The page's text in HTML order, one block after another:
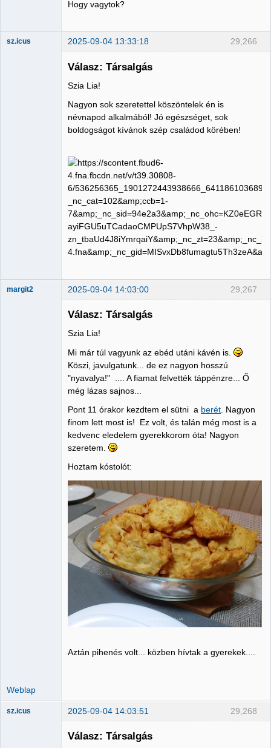
Hogy vagytok?
29,266
sz.icus 2025-09-04 13:33:18
Válasz: Társalgás
Szia Lia!
Nagyon sok szeretettel köszöntelek én is
névnapod alkalmából! Jó egészséget, sok
boldogságot kívánok szép családod körében!
29,267
margit2 2025-09-04 14:03:00
Válasz: Társalgás
Szia Lia!
Mi már túl vagyunk az ebéd utáni kávén is.
Köszi, javulgatunk... de ez nagyon hosszú
"nyavalya!" .... A fiamat felvették táppénzre... Ő
még lázas sajnos...
Pont 11 órakor kezdtem el sütni a berét . Nagyon
finom lett most is! Ez volt, és talán még most is a
kedvenc eledelem gyerekkorom óta! Nagyon
szeretem.
Hoztam kóstolót:
Aztán pihenés volt... közben hívtak a gyerekek....
Weblap
29,268
sz.icus 2025-09-04 14:03:51
Válasz: Társalgás